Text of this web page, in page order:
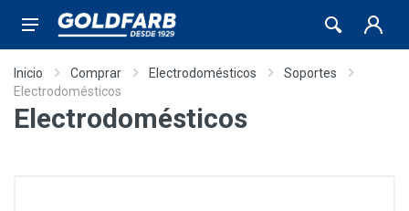
Inicio Comprar Electrodomésticos
Soportes
Electrodomésticos
Electrodomésticos